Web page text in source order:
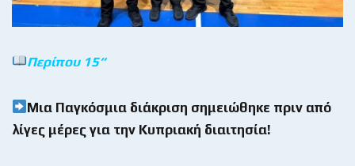
Περίπου 15“
Μια Παγκόσμια διάκριση σημειώθηκε πριν από
λίγες μέρες για την Κυπριακή διαιτησία!